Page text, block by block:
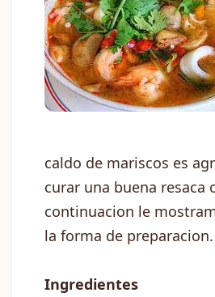
caldo de mariscos es
curar una buena resaca
continuacion le
la forma de preparacion.
Ingredientes